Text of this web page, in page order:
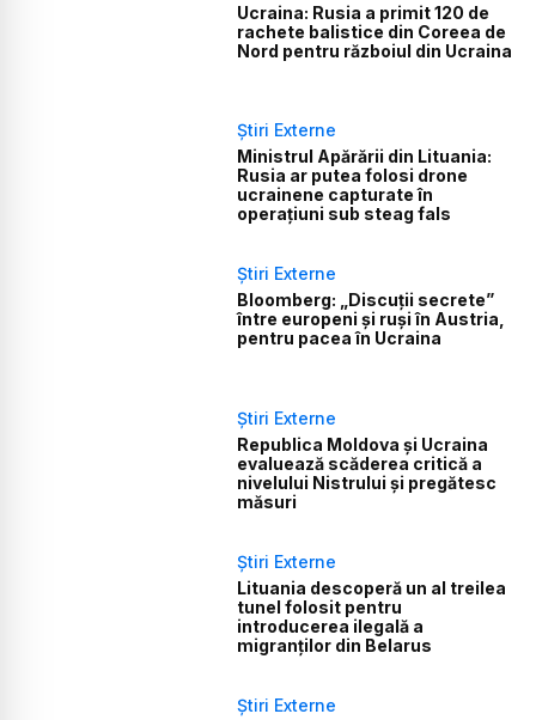
Ucraina: Rusia a primit 120 de
rachete balistice din Coreea de
Nord pentru războiul din Ucraina
Știri Externe
Ministrul Apărării din Lituania:
Rusia ar putea folosi drone
ucrainene capturate în
operațiuni sub steag fals
Știri Externe
Bloomberg: „Discuții secrete”
între europeni și ruși în Austria,
pentru pacea în Ucraina
Știri Externe
Republica Moldova și Ucraina
evaluează scăderea critică a
nivelului Nistrului și pregătesc
măsuri
Știri Externe
Lituania descoperă un al treilea
tunel folosit pentru
introducerea ilegală a
migranților din Belarus
Știri Externe